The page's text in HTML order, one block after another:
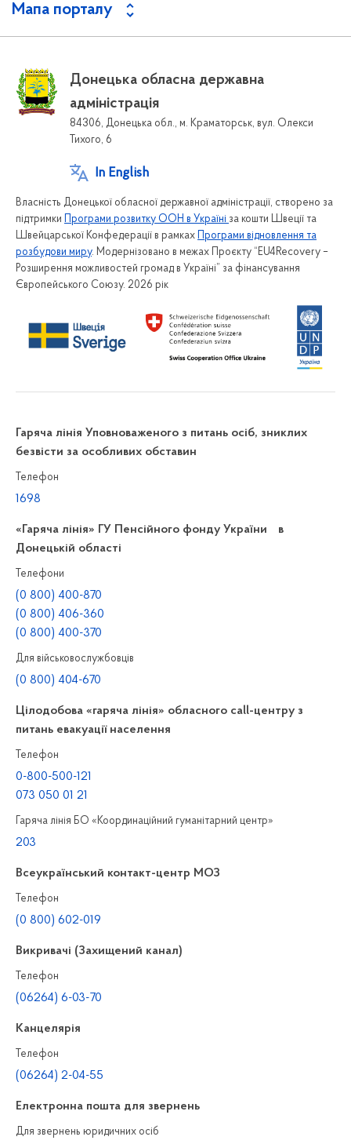
Мапа порталу
Донецька обласна державна
адміністрація
84306, Донецька обл., м. Краматорськ, вул. Олекси
Тихого, 6
In English
Власність Донецької обласної державної адміністрації, створено за
підтримки
Програми розвитку ООН в Україні за кошти Швеції та
Швейцарської Конфедерації в рамках
Програми відновлення та
розбудови миру. Модернізовано в межах Проєкту “EU4Recovery –
Розширення можливостей громад в Україні” за фінансування
Європейського Союзу. 2026 рік
Гаряча лінія Уповноваженого з питань осіб, зниклих
безвісти за особливих обставин
Телефон
1698
«Гаряча лінія» ГУ Пенсійного фонду України в
Донецькій області
Телефони
(0 800) 400-870
(0 800) 406-360
(0 800) 400-370
Для військовослужбовців
(0 800) 404-670
Цілодобова «гаряча лінія» обласного call-центру з
питань евакуації населення
Телефон
0-800-500-121
073 050 01 21
Гаряча лінія БО «Координаційний гуманітарний центр»
203
Всеукраїнський контакт-центр МОЗ
Телефон
(0 800) 602-019
Викривачі (Захищений канал)
Телефон
(06264) 6-03-70
Канцелярiя
Телефон
(06264) 2-04-55
Електронна пошта для звернень
Для звернень юридичних осiб